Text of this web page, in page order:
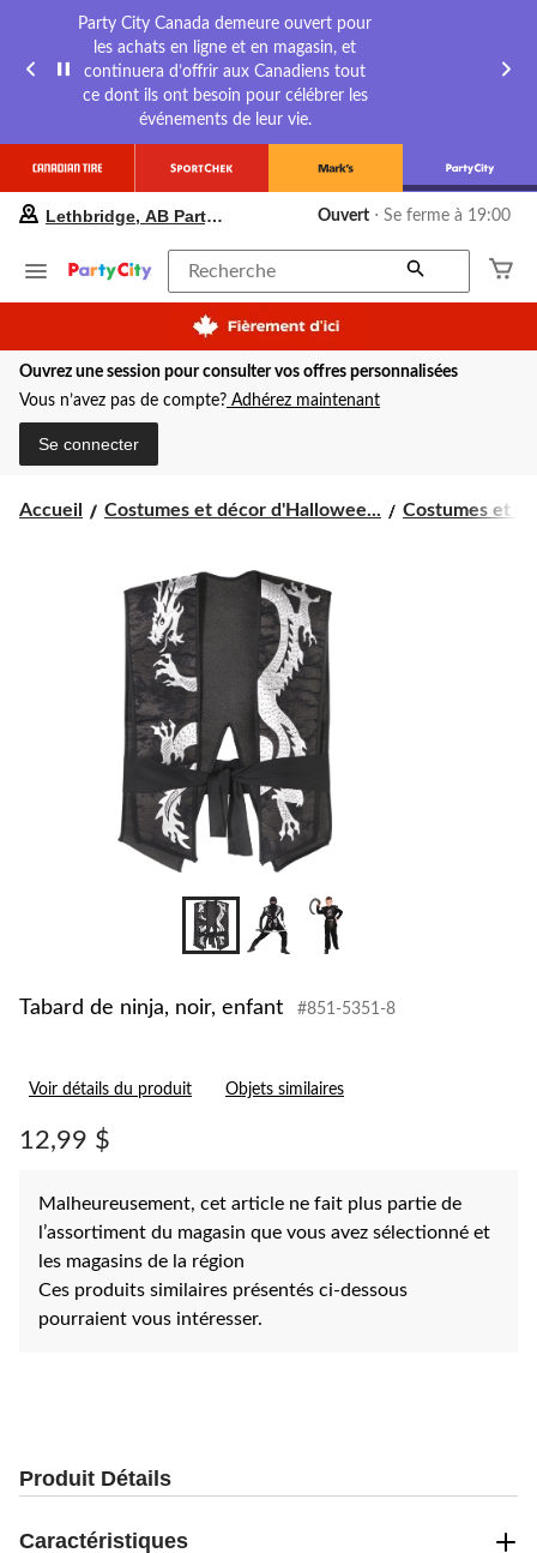
Party City Canada demeure ouvert pour
les achats en ligne et en magasin, et
continuera d’offrir aux Canadiens tout
ce dont ils ont besoin pour célébrer les
événements de leur vie.
préféré
Lethbridge,
Party
City,
courament
Ouvert,
cliquer
Lethbridge, AB Party City Ouvert ⋅ Se ferme à 19:00
Recherche
Ouvrez une session pour consulter vos offres personnalisées
Vous n’avez pas de compte? Adhérez maintenant
Se connecter
Accueil Costumes et décor d'Hallowee... Costumes et
Tabard de ninja, noir, enfant #851-5351-8
Voir détails du produit Objets similaires
12,99 $
Malheureusement, cet article ne fait plus partie de
l’assortiment du magasin que vous avez sélectionné et
les magasins de la région
Ces produits similaires présentés ci-dessous
pourraient vous intéresser.
Produit Détails
Caractéristiques